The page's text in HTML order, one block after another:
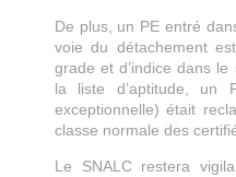
De plus, un PE entré
voie du détachement
grade et d’indice dans
la liste d’aptitude, un
exceptionnelle) était
classe normale des
Le SNALC restera